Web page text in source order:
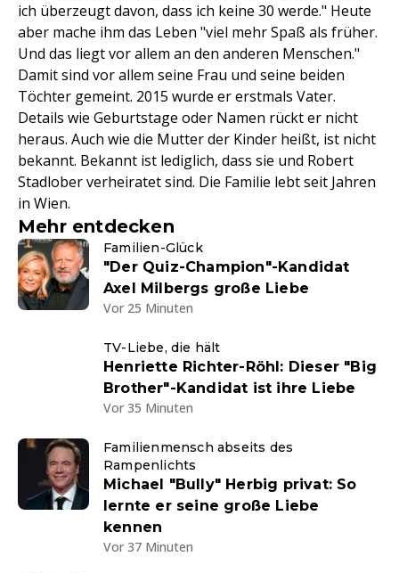
ich überzeugt davon, dass ich keine 30 werde." Heute
aber mache ihm das Leben "viel mehr Spaß als früher.
Und das liegt vor allem an den anderen Menschen."
Damit sind vor allem seine Frau und seine beiden
Töchter gemeint. 2015 wurde er erstmals Vater.
Details wie Geburtstage oder Namen rückt er nicht
heraus. Auch wie die Mutter der Kinder heißt, ist nicht
bekannt. Bekannt ist lediglich, dass sie und Robert
Stadlober verheiratet sind. Die Familie lebt seit Jahren
in Wien.
Mehr entdecken
Familien-Glück
"Der Quiz-Champion"-Kandidat
Axel Milbergs große Liebe
Vor 25 Minuten
TV-Liebe, die hält
Henriette Richter-Röhl: Dieser "Big
Brother"-Kandidat ist ihre Liebe
Vor 35 Minuten
Familienmensch abseits des
Rampenlichts
Michael "Bully" Herbig privat: So
lernte er seine große Liebe
kennen
Vor 37 Minuten